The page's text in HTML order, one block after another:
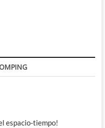
espacio-tiempo!